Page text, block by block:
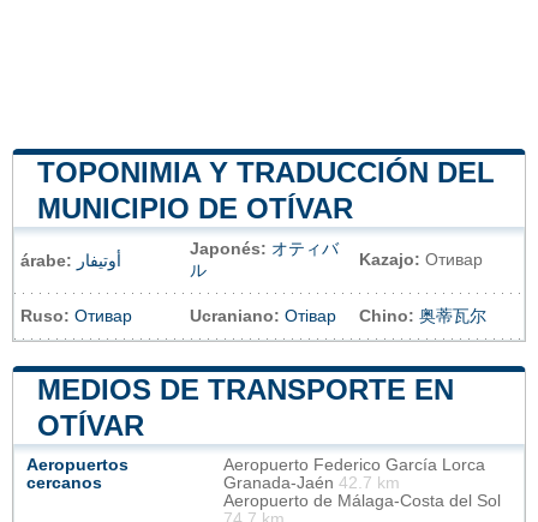
TOPONIMIA Y TRADUCCIÓN DEL
MUNICIPIO DE OTÍVAR
árabe: أوتيفار
Japonés: オティバ
ル
Kazajo: Отивар
Ruso: Отивар Ucraniano: Отівар Chino: 奥蒂瓦尔
MEDIOS DE TRANSPORTE EN
OTÍVAR
Aeropuertos
cercanos
Aeropuerto Federico García Lorca
Granada-Jaén 42.7 km
Aeropuerto de Málaga-Costa del Sol